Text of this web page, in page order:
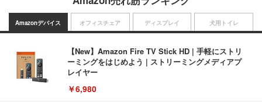
Amazonデバイス
【New】Amazon Fire TV Stick HD | 手軽にストリ
ーミングをはじめよう | ストリーミングメディアプ
レイヤー
￥6,980
オフィスチェア ディスプレイ 犬用トイレ